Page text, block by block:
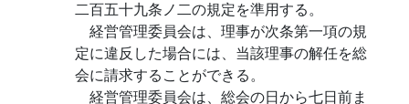
二百五十九条ノ二の規定を準用する。
経営管理委員会は、理事が次条第一項の規
定に違反した場合には、当該理事の解任を総
会に請求することができる。
経営管理委員会は、総会の日から七日前ま